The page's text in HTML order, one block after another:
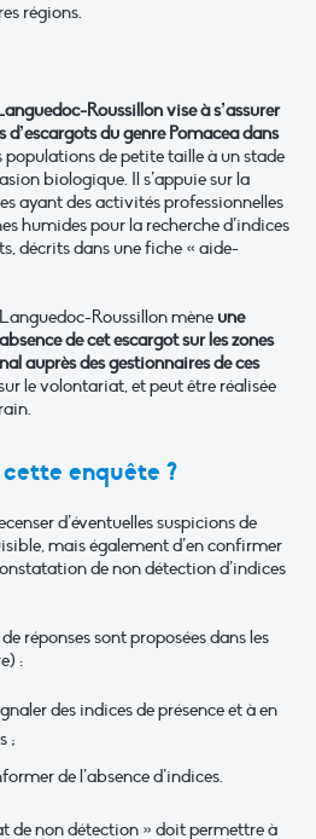
régions.
Roussillon vise à s’assurer
d’escargots du genre Pomacea dans
populations de petite taille à un stade
biologique. Il s’appuie sur la
ayant des activités professionnelles
humides pour la recherche d’indices
décrits dans une fiche « aide-
Roussillon mène une
de cet escargot sur les zones
auprès des gestionnaires de ces
le volontariat, et peut être réalisée
enquête ?
d’éventuelles suspicions de
mais également d’en confirmer
de non détection d’indices
réponses sont proposées dans les
:
des indices de présence et à en
;
de l’absence d’indices.
de non détection » doit permettre à